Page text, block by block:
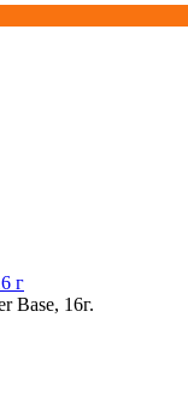
г
Base, 16г.